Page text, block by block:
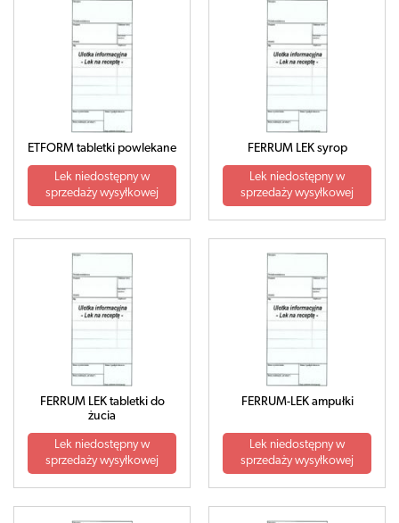
ETFORM tabletki powlekane
Lek niedostępny w
sprzedaży wysyłkowej
FERRUM LEK syrop
Lek niedostępny w
sprzedaży wysyłkowej
FERRUM LEK tabletki do
żucia
Lek niedostępny w
sprzedaży wysyłkowej
FERRUM-LEK ampułki
Lek niedostępny w
sprzedaży wysyłkowej